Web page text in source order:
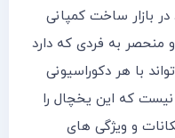
بازار ساخت کمپانی
منحصر به فردی که دارد
با هر دکوراسیونی
که این یخچال را
و ویژگی های